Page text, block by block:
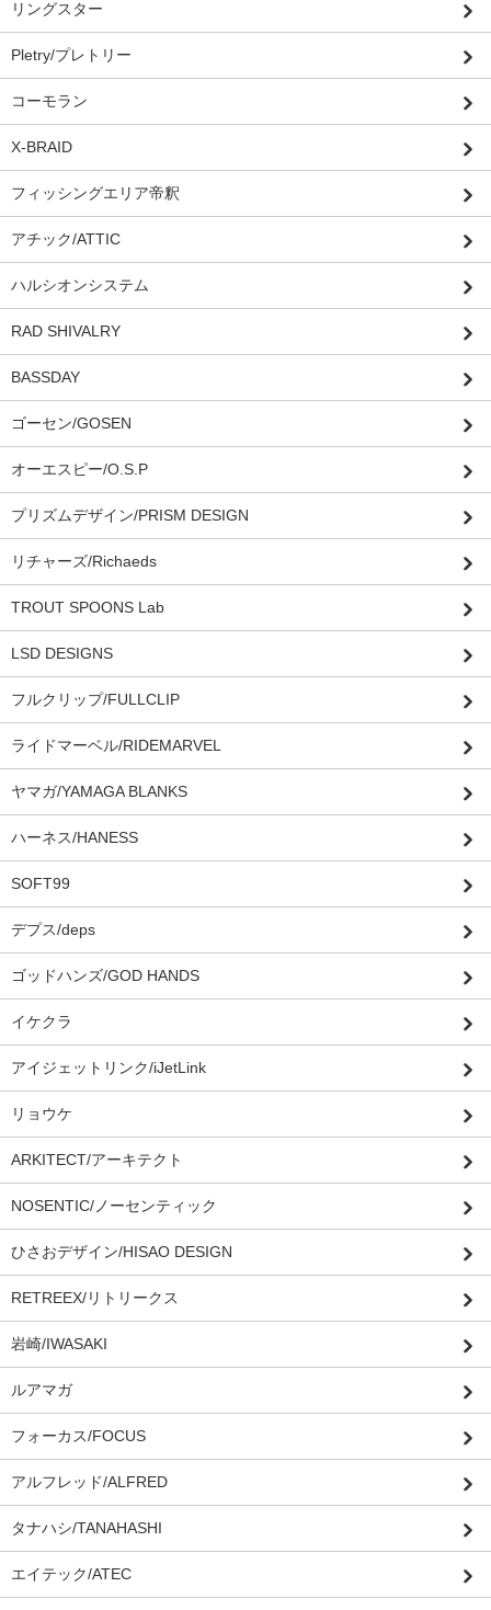
リングスター
Pletry/プレトリー
コーモラン
X-BRAID
フィッシングエリア帝釈
アチック/ATTIC
ハルシオンシステム
RAD SHIVALRY
BASSDAY
ゴーセン/GOSEN
オーエスピー/O.S.P
プリズムデザイン/PRISM DESIGN
リチャーズ/Richaeds
TROUT SPOONS Lab
LSD DESIGNS
フルクリップ/FULLCLIP
ライドマーベル/RIDEMARVEL
ヤマガ/YAMAGA BLANKS
ハーネス/HANESS
SOFT99
デプス/deps
ゴッドハンズ/GOD HANDS
イケクラ
アイジェットリンク/iJetLink
リョウケ
ARKITECT/アーキテクト
NOSENTIC/ノーセンティック
ひさおデザイン/HISAO DESIGN
RETREEX/リトリークス
岩崎/IWASAKI
ルアマガ
フォーカス/FOCUS
アルフレッド/ALFRED
タナハシ/TANAHASHI
エイテック/ATEC